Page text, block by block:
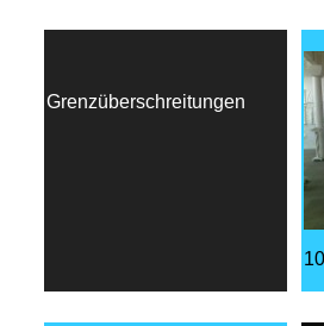
Grenzüberschreitungen